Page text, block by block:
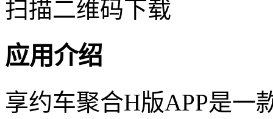
扫描二维码下载
应用介绍
享约车聚合H版APP是一